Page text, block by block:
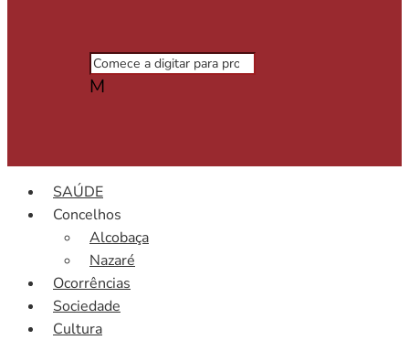
M
SAÚDE
Concelhos
Alcobaça
Nazaré
Ocorrências
Sociedade
Cultura